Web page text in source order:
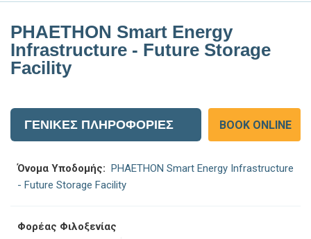
PHAETHON Smart Energy
Infrastructure - Future Storage
Facility
ΓΕΝΙΚΕΣ ΠΛΗΡΟΦΟΡΙΕΣ BOOK ONLINE
Όνομα Υποδομής: PHAETHON Smart Energy Infrastructure
- Future Storage Facility
Φορέας Φιλοξενίας